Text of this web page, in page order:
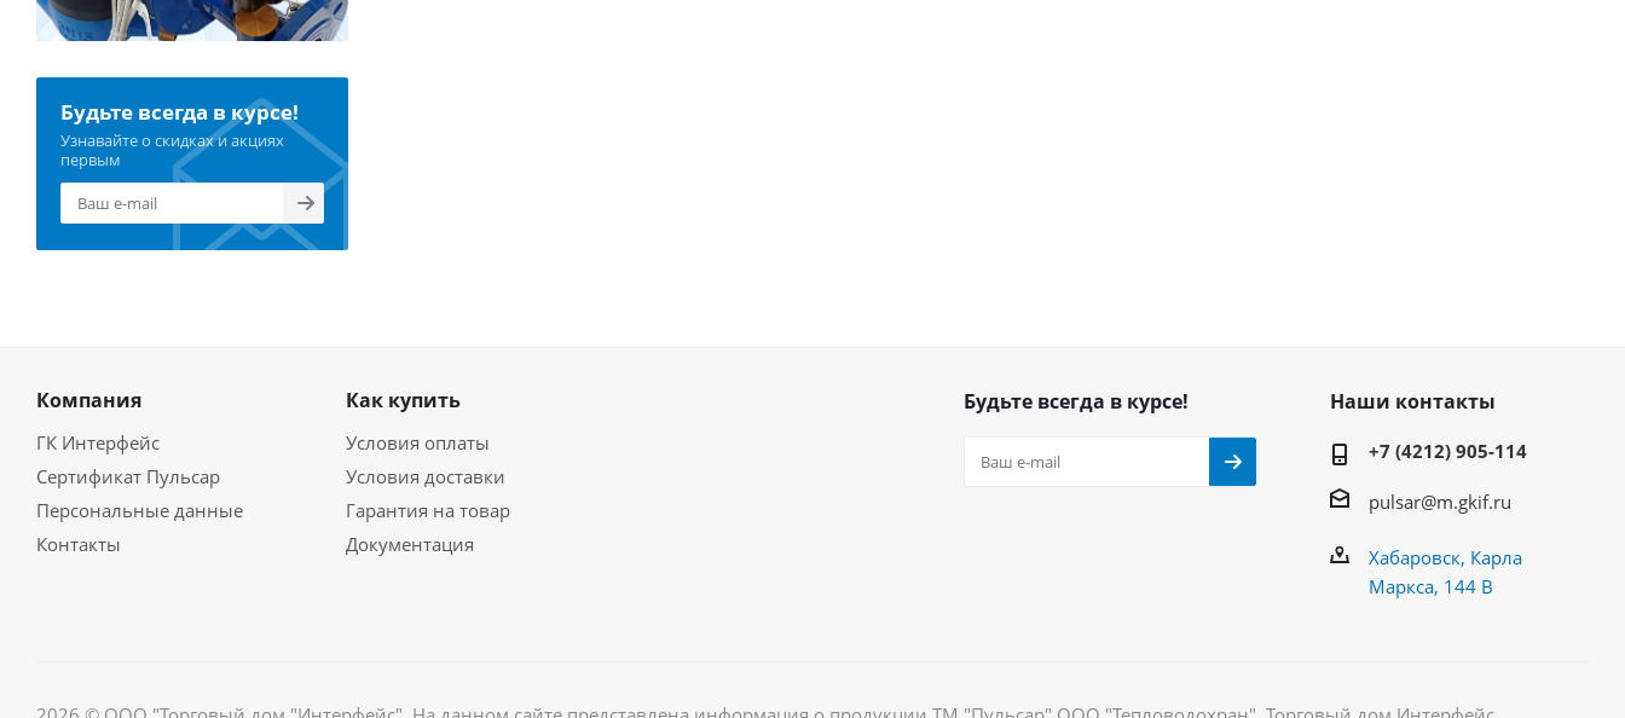
Будьте всегда в курсе!
Узнавайте о скидках и акциях
первым
Компания
ГК Интерфейс
Сертификат Пульсар
Персональные данные
Контакты
Как купить
Условия оплаты
Условия доставки
Гарантия на товар
Документация
Будьте всегда в курсе! Наши контакты
+7 (4212) 905-114
pulsar@m.gkif.ru
Хабаровск, Карла
Маркса, 144 В